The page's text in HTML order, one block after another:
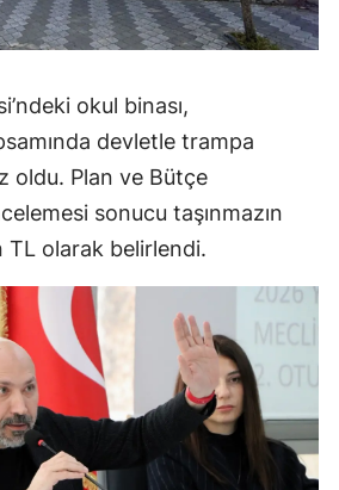
okul binası,
devletle trampa
oldu. Plan ve Bütçe
sonucu taşınmazın
TL olarak belirlendi.